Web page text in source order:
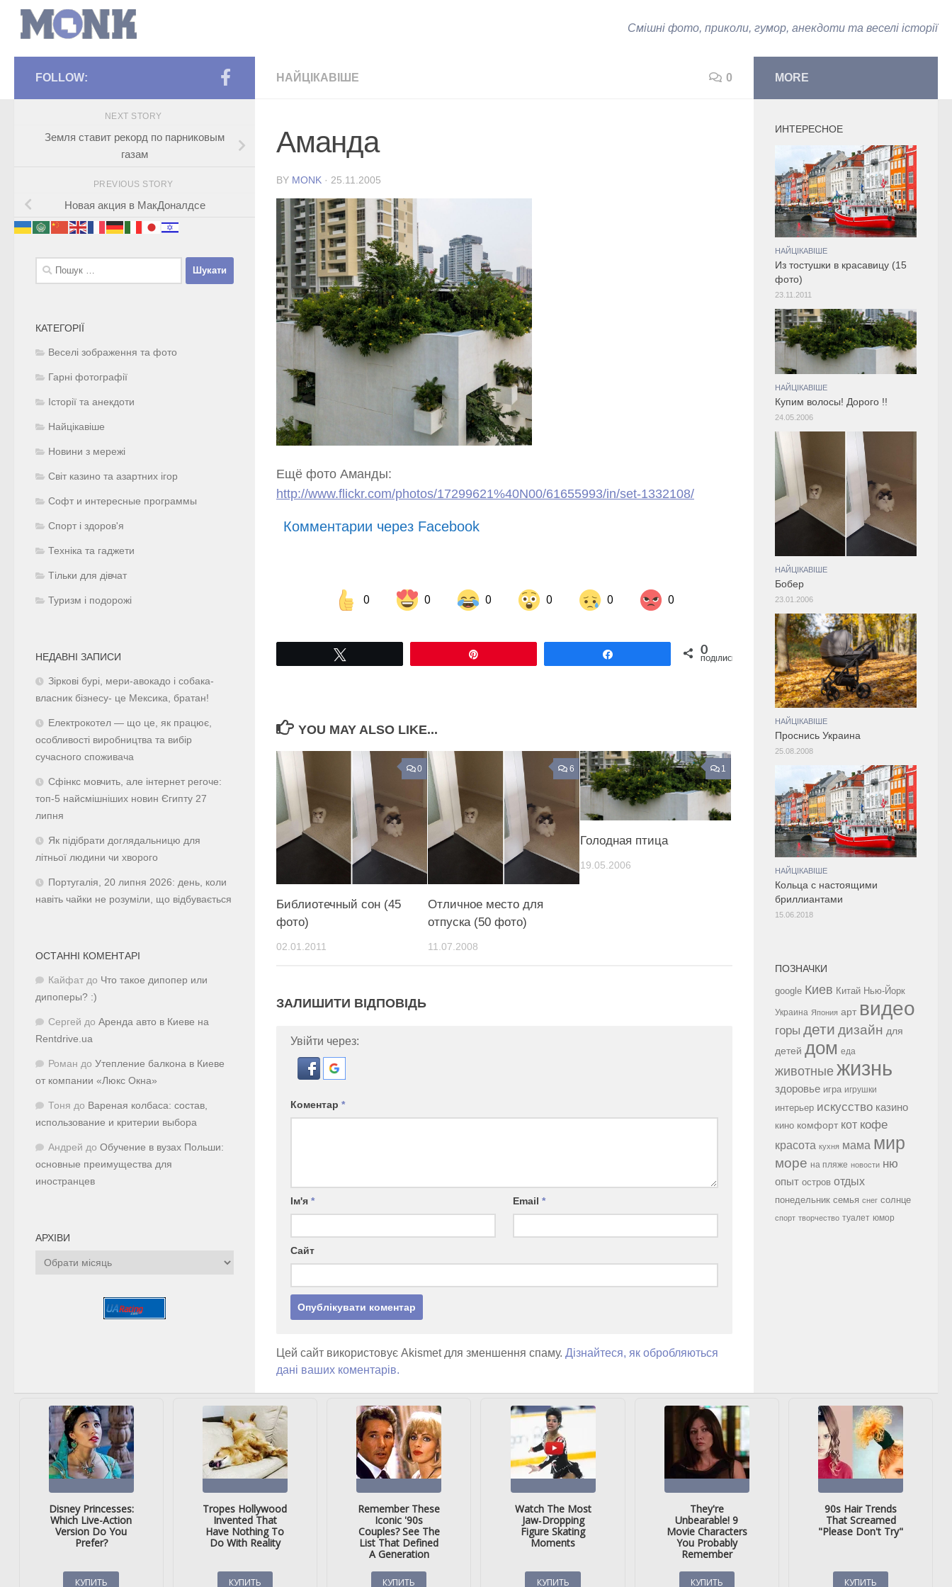
Смішні фото, приколи, гумор, анекдоти та веселі історії
НАЙЦІКАВІШЕ 0
Аманда
BY MONK · 25.11.2005
Ещё фото Аманды:
http://www.flickr.com/photos/17299621%40N00/61655993/in/set-1332108/
Комментарии через Facebook
0 0 0 0 0 0
Share on Facebook Share on LinkedIn Share on Twitter 0
ПОДІЛИСЬ
YOU MAY ALSO LIKE...
0
Библиотечный сон (45
фото)
02.01.2011
6
Отличное место для
отпуска (50 фото)
11.07.2008
1
Голодная птица
19.05.2006
ЗАЛИШИТИ ВІДПОВІДЬ
Увійти через:
Коментар *
Ім'я * Email*
Сайт
Цей сайт використовує Akismet для зменшення спаму. Дізнайтеся, як обробляються
дані ваших коментарів.
FOLLOW:
NEXT STORY
Земля ставит рекорд по парниковым
газам
PREVIOUS STORY
Новая акция в МакДоналдсе
Пошук:
КАТЕГОРІЇ
Веселі зображення та фото
Гарні фотографії
Історії та анекдоти
Найцікавіше
Новини з мережі
Світ казино та азартних ігор
Софт и интересные программы
Спорт і здоров'я
Техніка та гаджети
Тільки для дівчат
Туризм і подорожі
НЕДАВНІ ЗАПИСИ
Зіркові бурі, мери-авокадо і собака-
власник бізнесу- це Мексика, братан!
Електрокотел — що це, як працює,
особливості виробництва та вибір
сучасного споживача
Сфінкс мовчить, але інтернет регоче:
топ-5 найсмішніших новин Єгипту 27
липня
Як підібрати доглядальницю для
літньої людини чи хворого
Португалія, 20 липня 2026: день, коли
навіть чайки не розуміли, що відбувається
ОСТАННІ КОМЕНТАРІ
Кайфат до Что такое дипопер или
дипоперы? :)
Сергей до Аренда авто в Киеве на
Rentdrive.ua
Роман до Утепление балкона в Киеве
от компании «Люкс Окна»
Тоня до Вареная колбаса: состав,
использование и критерии выбора
Андрей до Обучение в вузах Польши:
основные преимущества для
иностранцев
АРХІВИ
Архіви
MORE
ИНТЕРЕСНОЕ
НАЙЦІКАВІШЕ
Из тостушки в красавицу (15
фото)
23.11.2011
НАЙЦІКАВІШЕ
Купим волосы! Дорого !!
24.05.2006
НАЙЦІКАВІШЕ
Бобер
23.01.2006
НАЙЦІКАВІШЕ
Просниcь Украина
25.08.2008
НАЙЦІКАВІШЕ
Кольца с настоящими
бриллиантами
15.06.2018
ПОЗНАЧКИ
google Киев Китай Нью-Йорк
Украина Япония арт видео
горы дети дизайн для
детей дом еда
животные жизнь
здоровье игра игрушки
интерьер искусство казино
кино комфорт кот кофе
красота кухня мама мир
море на пляже новости ню
опыт остров отдых
понедельник семья снег солнце
спорт творчество туалет юмор